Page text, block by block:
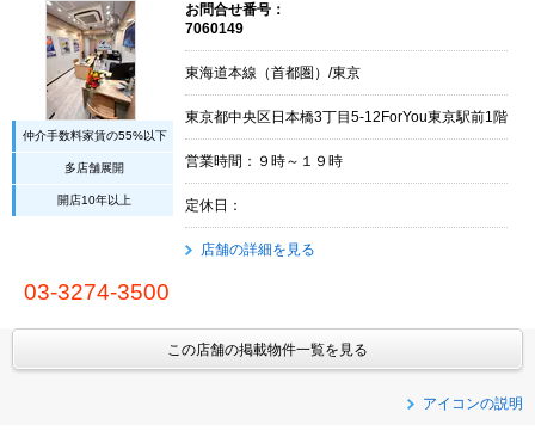
仲介手数料家賃の55%以下
多店舗展開
開店10年以上
お問合せ番号：
7060149
東海道本線（首都圏）/東京
東京都中央区日本橋3丁目5-12ForYou東京駅前1階
営業時間：９時～１９時
定休日：
店舗の詳細を見る
03-3274-3500
この店舗の掲載物件一覧を見る
アイコンの説明